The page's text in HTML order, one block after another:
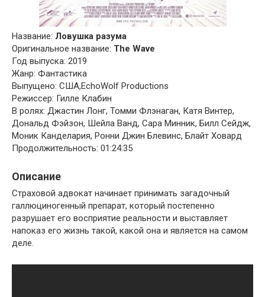
Название: Ловушка разума
Оригинальное название: The Wave
Год выпуска: 2019
Жанр: Фантастика
Выпущено: США,EchoWolf Productions
Режиссер: Гилле Клабин
В ролях: Джастин Лонг, Томми Флэнаган, Катя Винтер,
Дональд Фэйзон, Шейла Ванд, Сара Минник, Билл Сейдж,
Моник Канделария, Ронни Джин Блевинс, Блайт Ховард
Продолжительность: 01:24:35
Описание
Страховой адвокат начинает принимать загадочный
галлюциногенный препарат, который постепенно
разрушает его восприятие реальности и выставляет
напоказ его жизнь такой, какой она и является на самом
деле.